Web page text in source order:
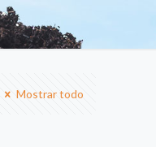
Mostrar todo